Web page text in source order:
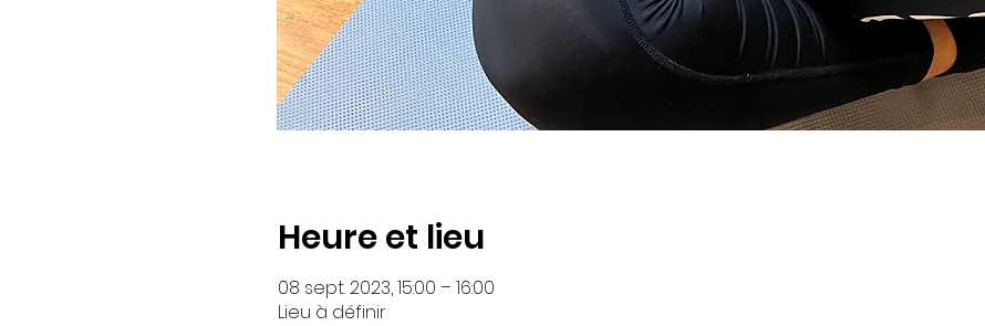
Heure et lieu
08 sept. 2023, 15:00 – 16:00
Lieu à définir